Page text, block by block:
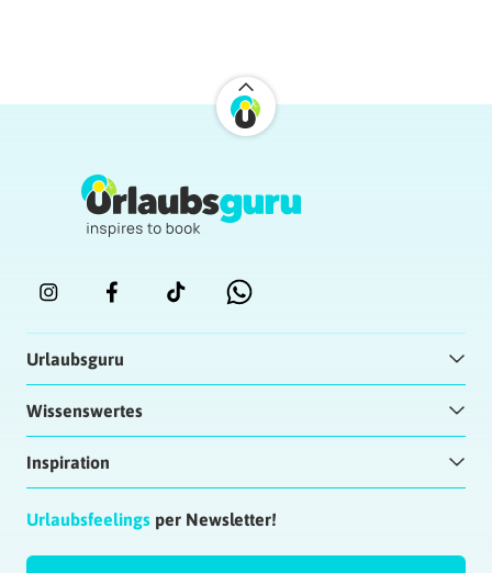
Urlaubsguru
Wissenswertes
Inspiration
Urlaubsfeelings per Newsletter!